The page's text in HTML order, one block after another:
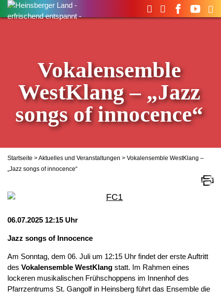
Suchen
nach:
Vokalensemble
WestKlang – „Jazz
songs of innocence“
Startseite >Aktuelles und Veranstaltungen > Vokalensemble WestKlang –
„Jazz songs of innocence“
06.07.2025 12:15 Uhr
Jazz songs of Innocence
Am Sonntag, dem 06. Juli um 12:15 Uhr findet der erste Auftritt
des Vokalensemble WestKlang statt. Im Rahmen eines
lockeren musikalischen Frühschoppens im Innenhof des
Pfarrzentrums St. Gangolf in Heinsberg führt das Ensemble die